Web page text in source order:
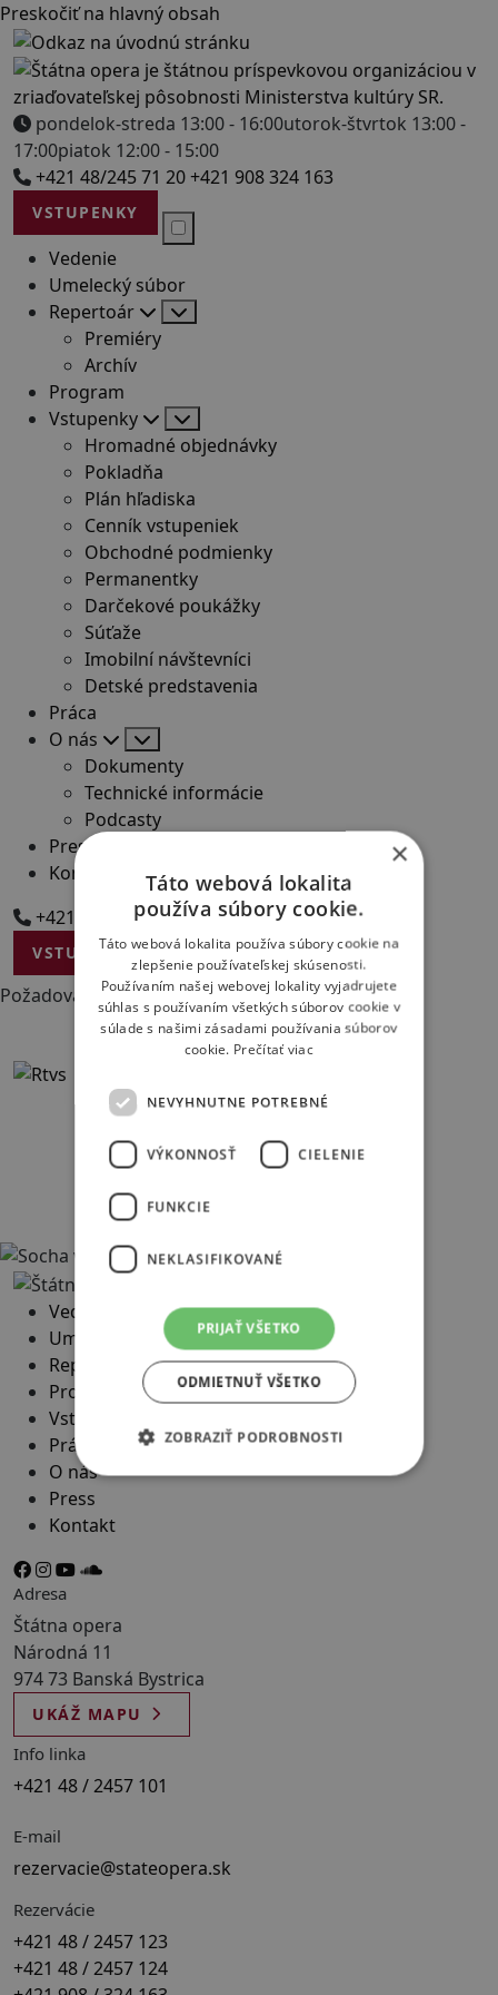
Preskočiť na hlavný obsah
pondelok-streda 13:00 - 16:00utorok-štvrtok 13:00 -
17:00piatok 12:00 - 15:00
+421 48/245 71 20+421 908 324 163
VSTUPENKY
Vedenie
Umelecký súbor
Repertoár
Premiéry
Archív
Program
Vstupenky
Hromadné objednávky
Pokladňa
Plán hľadiska
Cenník vstupeniek
Obchodné podmienky
Permanentky
Darčekové poukážky
Súťaže
Imobilní návštevníci
Detské predstavenia
Práca
O nás
Dokumenty
Technické informácie
Podcasty
Press
Kontakt
+421 48/245 71 20+421 908 324 163
VSTUPENKY
Požadovaná stránka sa nenašla
Naši partneri
Vedenie
Umelecký súbor
Repertoár
Program
Vstupenky
Práca
O nás
Press
Kontakt
Adresa
Štátna opera
Národná 11
974 73 Banská Bystrica
UKÁŽ MAPU
Info linka
+421 48 / 2457 101
E-mail
rezervacie@stateopera.sk
Rezervácie
+421 48 / 2457 123
+421 48 / 2457 124
×
Táto webová lokalita
používa súbory cookie.
Táto webová lokalita používa súbory cookie na
zlepšenie používateľskej skúsenosti.
Používaním našej webovej lokality vyjadrujete
súhlas s používaním všetkých súborov cookie v
súlade s našimi zásadami používania súborov
cookie. Prečítať viac
NEVYHNUTNE POTREBNÉ
VÝKONNOSŤ CIELENIE
FUNKCIE
NEKLASIFIKOVANÉ
PRIJAŤ VŠETKO
ODMIETNUŤ VŠETKO
ZOBRAZIŤ PODROBNOSTI